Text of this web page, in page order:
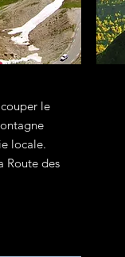
le
locale.
Route des